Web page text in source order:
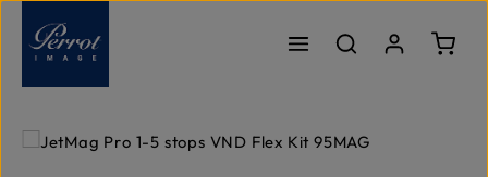
Zum Hauptinhalt springen
Bildergalerie überspringen